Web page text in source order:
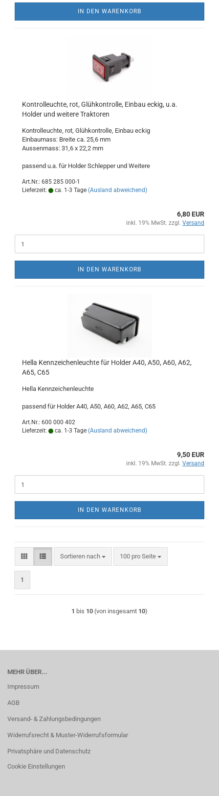
IN DEN WARENKORB
Kontrolleuchte, rot, Glühkontrolle, Einbau eckig, u.a.
Holder und weitere Traktoren
Kontrolleuchte, rot, Glühkontrolle, Einbau eckig
Einbaumass: Breite ca. 25,6 mm
Aussenmass: 31,6 x 22,2 mm
passend u.a. für Holder Schlepper und Weitere
Art.Nr.: 685 285 000-1
Lieferzeit:
ca. 1-3 Tage (Ausland abweichend)
6,80 EUR
inkl. 19% MwSt. zzgl. Versand
IN DEN WARENKORB
Hella Kennzeichenleuchte für Holder A40, A50, A60, A62,
A65, C65
Hella Kennzeichenleuchte
passend für Holder A40, A50, A60, A62, A65, C65
Art.Nr.: 600 000 402
Lieferzeit:
ca. 1-3 Tage (Ausland abweichend)
9,50 EUR
inkl. 19% MwSt. zzgl. Versand
IN DEN WARENKORB
Sortieren nach
Sortieren nach 100 pro Seite
pro Seite
1
1 bis 10 (von insgesamt 10)
MEHR ÜBER...
Impressum
AGB
Versand- & Zahlungsbedingungen
Widerrufsrecht & Muster-Widerrufsformular
Privatsphäre und Datenschutz
Cookie Einstellungen